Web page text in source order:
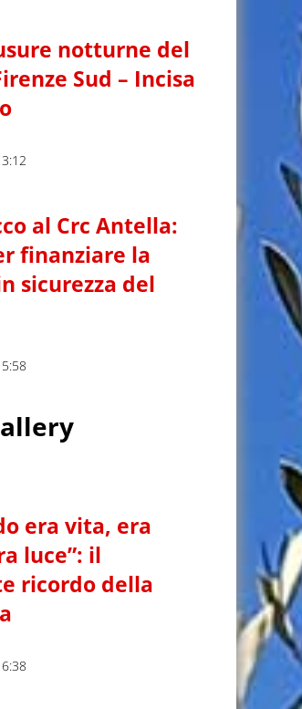
notturne del
Sud – Incisa
al Crc Antella:
finanziare la
sicurezza del
era vita, era
luce”: il
ricordo della